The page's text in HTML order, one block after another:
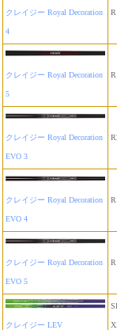
クレイジー Royal Decoration
4
クレイジー Royal Decoration
5
クレイジー Royal Decoration
EVO 3
クレイジー Royal Decoration
EVO 4
クレイジー Royal Decoration
EVO 5
クレイジー LEV